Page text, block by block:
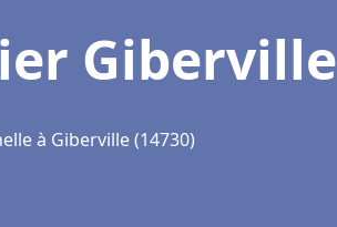
Giberville
à Giberville (14730)